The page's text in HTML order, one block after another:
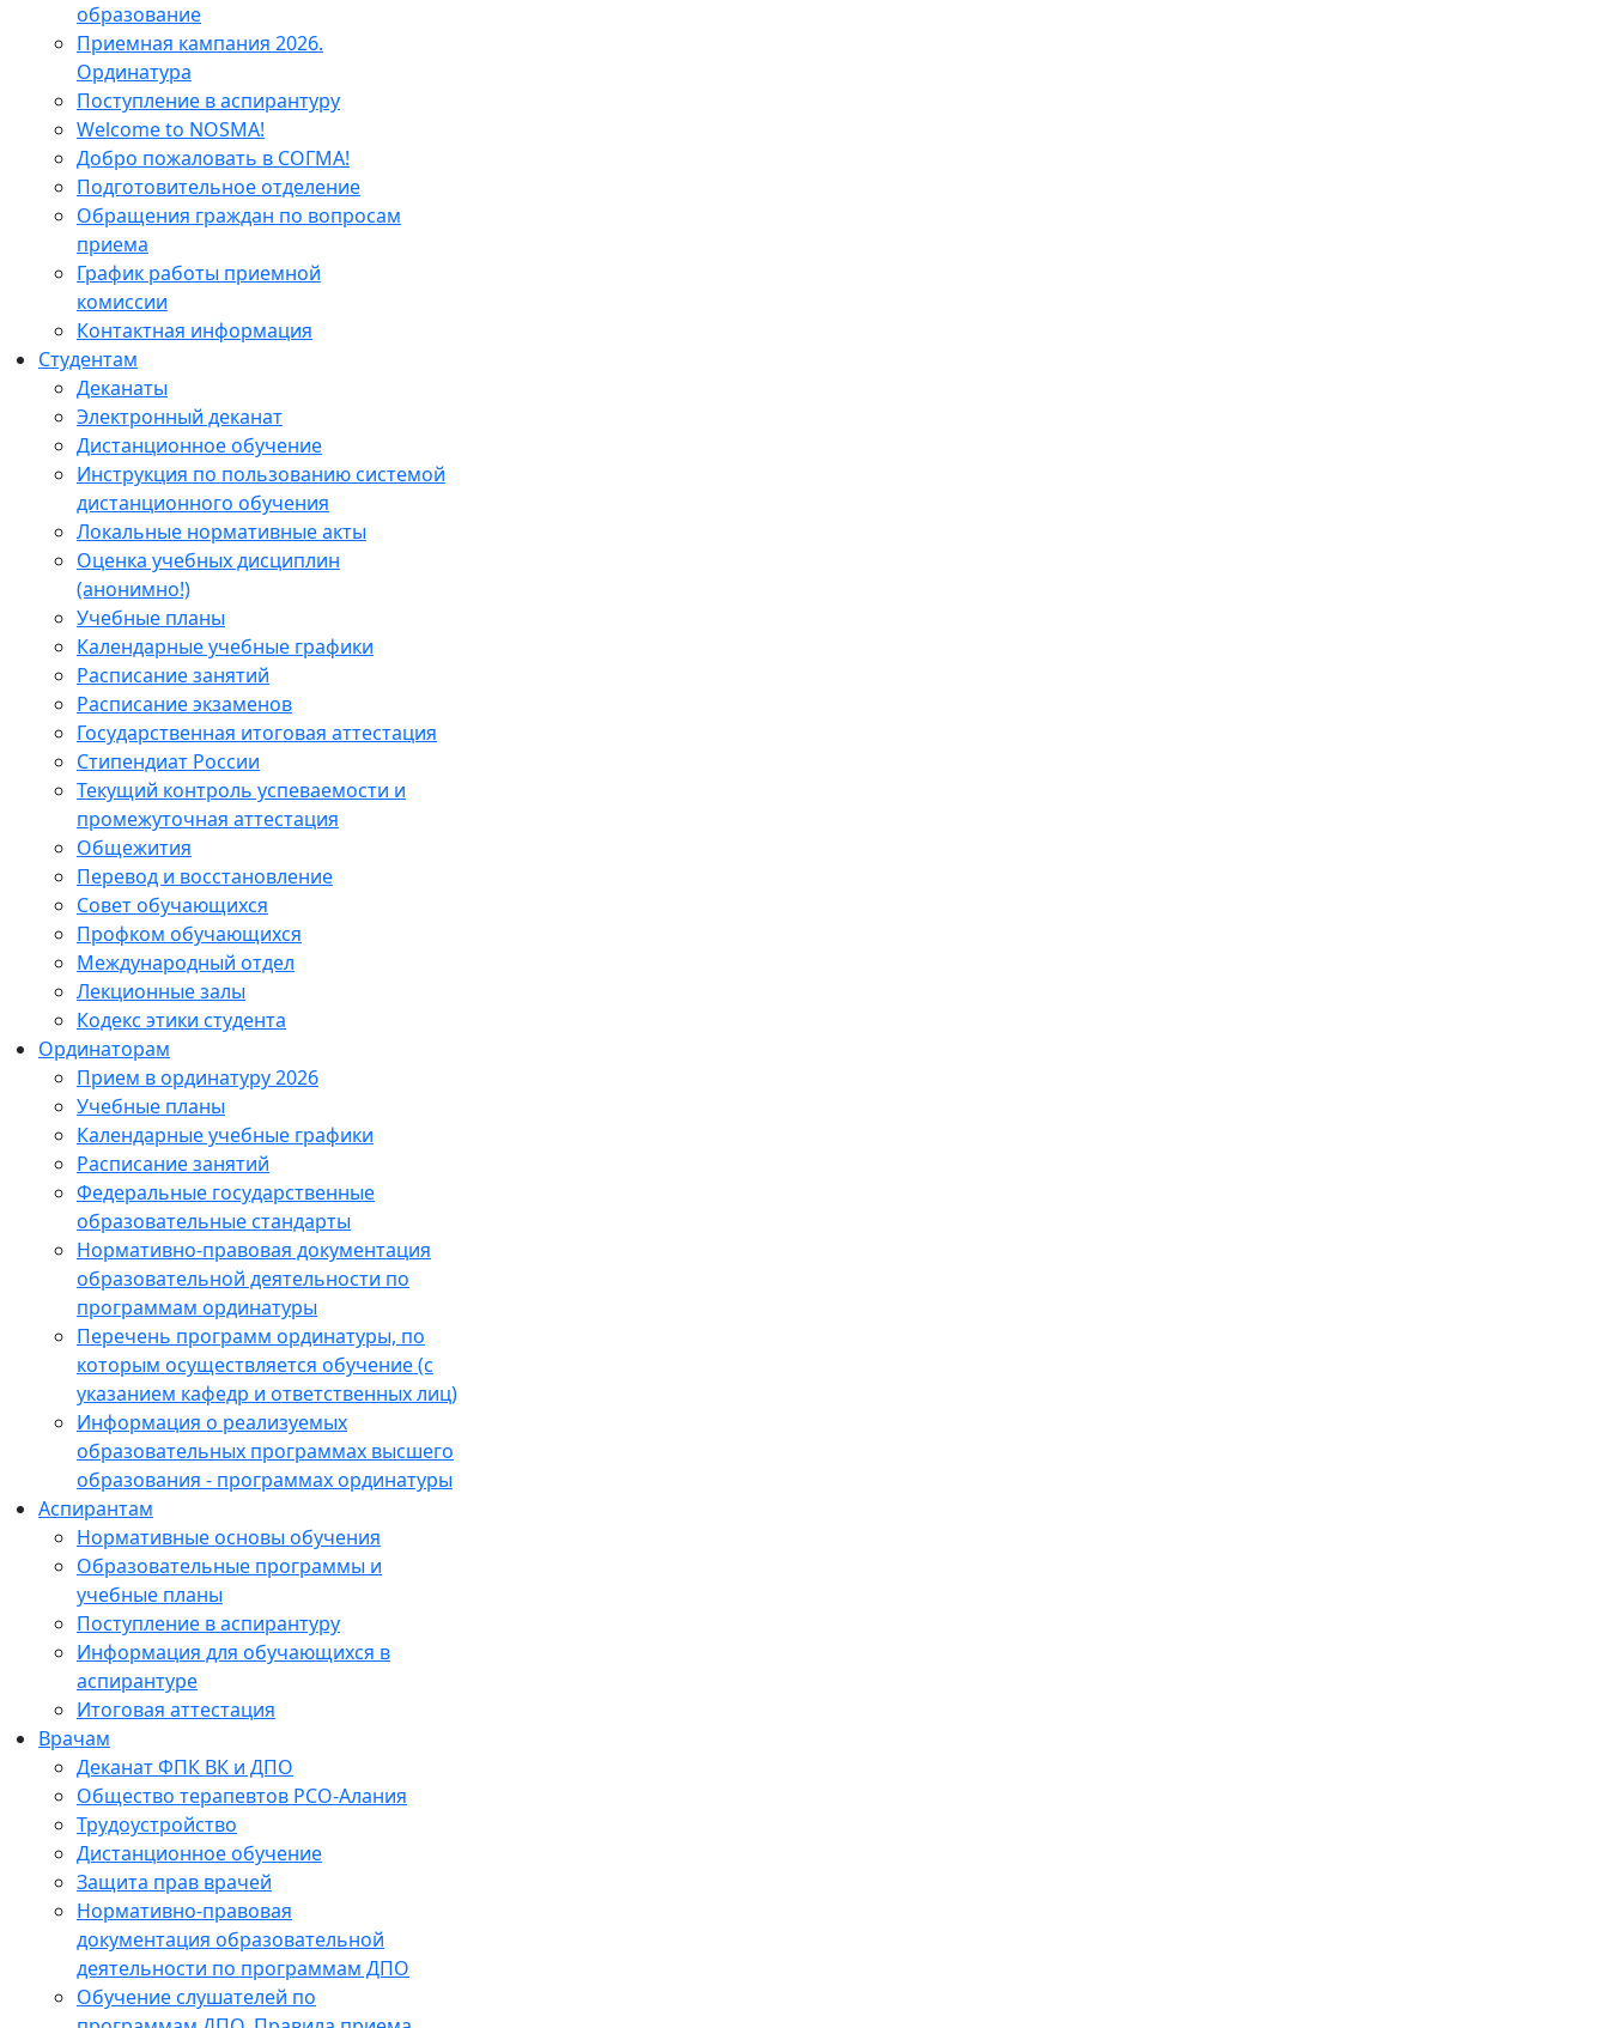
образование
Приемная кампания 2026.
Ординатура
Поступление в аспирантуру
Welcome to NOSMA!
Добро пожаловать в СОГМА!
Подготовительное отделение
Обращения граждан по вопросам
приема
График работы приемной
комиссии
Контактная информация
Студентам
Деканаты
Электронный деканат
Дистанционное обучение
Инструкция по пользованию системой
дистанционного обучения
Локальные нормативные акты
Оценка учебных дисциплин
(анонимно!)
Учебные планы
Календарные учебные графики
Расписание занятий
Расписание экзаменов
Государственная итоговая аттестация
Стипендиат России
Текущий контроль успеваемости и
промежуточная аттестация
Общежития
Перевод и восстановление
Совет обучающихся
Профком обучающихся
Международный отдел
Лекционные залы
Кодекс этики студента
Ординаторам
Прием в ординатуру 2026
Учебные планы
Календарные учебные графики
Расписание занятий
Федеральные государственные
образовательные стандарты
Нормативно-правовая документация
образовательной деятельности по
программам ординатуры
Перечень программ ординатуры, по
которым осуществляется обучение (с
указанием кафедр и ответственных лиц)
Информация о реализуемых
образовательных программах высшего
образования - программах ординатуры
Аспирантам
Нормативные основы обучения
Образовательные программы и
учебные планы
Поступление в аспирантуру
Информация для обучающихся в
аспирантуре
Итоговая аттестация
Врачам
Деканат ФПК ВК и ДПО
Общество терапевтов РСО-Алания
Трудоустройство
Дистанционное обучение
Защита прав врачей
Нормативно-правовая
документация образовательной
деятельности по программам ДПО
Обучение слушателей по